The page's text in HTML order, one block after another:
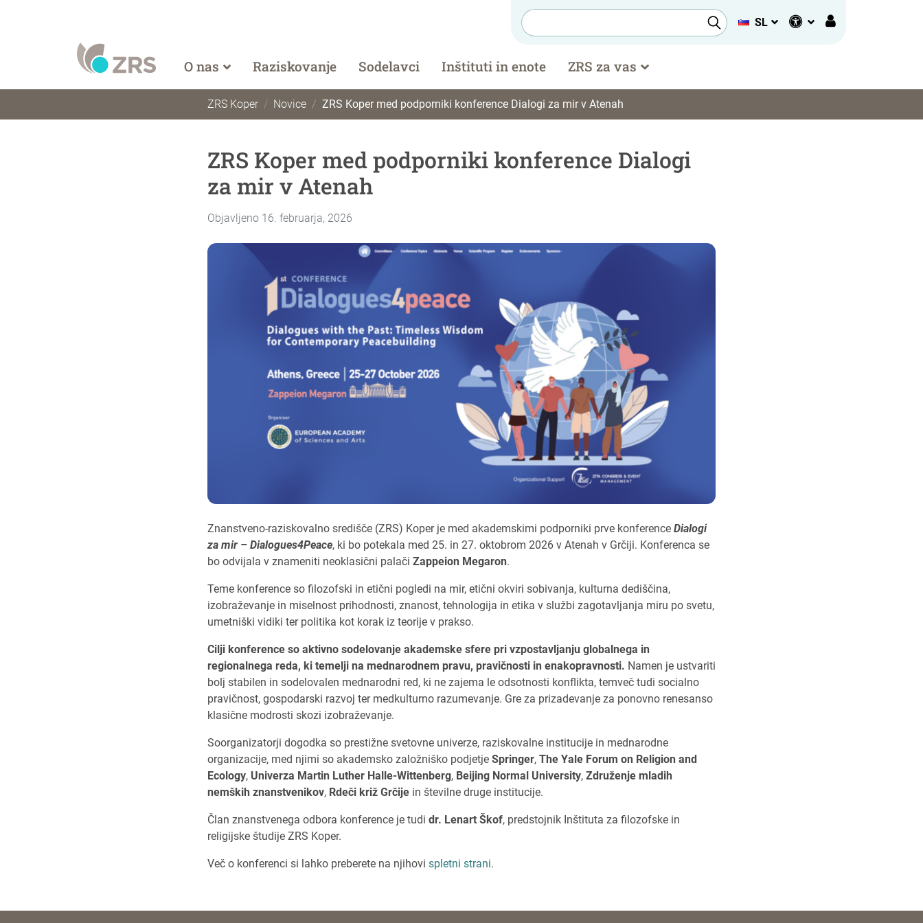
SL
O nas Raziskovanje Sodelavci Inštituti in enote ZRS za vas
ZRS Koper Novice ZRS Koper med podporniki konference Dialogi za mir v Atenah
ZRS Koper med podporniki konference Dialogi
za mir v Atenah
Objavljeno 16. februarja, 2026
Znanstveno-raziskovalno središče (ZRS) Koper je med akademskimi podporniki prve konference Dialogi
za mir – Dialogues4Peace, ki bo potekala med 25. in 27. oktobrom 2026 v Atenah v Grčiji. Konferenca se
bo odvijala v znameniti neoklasični palači Zappeion Megaron.
Teme konference so filozofski in etični pogledi na mir, etični okviri sobivanja, kulturna dediščina,
izobraževanje in miselnost prihodnosti, znanost, tehnologija in etika v službi zagotavljanja miru po svetu,
umetniški vidiki ter politika kot korak iz teorije v prakso.
Cilji konference so aktivno sodelovanje akademske sfere pri vzpostavljanju globalnega in
regionalnega reda, ki temelji na mednarodnem pravu, pravičnosti in enakopravnosti. Namen je ustvariti
bolj stabilen in sodelovalen mednarodni red, ki ne zajema le odsotnosti konflikta, temveč tudi socialno
pravičnost, gospodarski razvoj ter medkulturno razumevanje. Gre za prizadevanje za ponovno renesanso
klasične modrosti skozi izobraževanje.
Soorganizatorji dogodka so prestižne svetovne univerze, raziskovalne institucije in mednarodne
organizacije, med njimi so akademsko založniško podjetje Springer, The Yale Forum on Religion and
Ecology, Univerza Martin Luther Halle-Wittenberg, Beijing Normal University, Združenje mladih
nemških znanstvenikov, Rdeči križ Grčije in številne druge institucije.
Član znanstvenega odbora konference je tudi dr. Lenart Škof, predstojnik Inštituta za filozofske in
religijske študije ZRS Koper.
Več o konferenci si lahko preberete na njihovi spletni strani.